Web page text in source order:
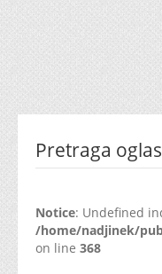
Pretraga
Notice: Undefined
/home/nadjinek/
on line 368